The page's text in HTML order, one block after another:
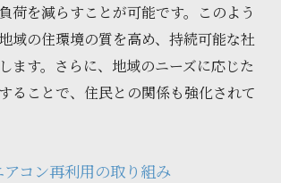
エアコン再利用がもたらす経済的効
に寄与する再利用の役割
経費削減に貢献する再利用の影響
との連携による経済的シナジー
荷を減らすことが可能です。このよう
域の住環境の質を高め、持続可能な社
ます。さらに、地域のニーズに応じた
ることで、住民との関係も強化されて
コン再利用の取り組み